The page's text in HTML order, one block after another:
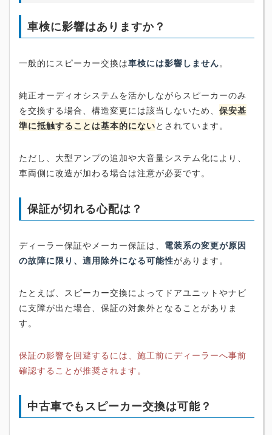
車検に影響はありますか？
一般的にスピーカー交換は車検には影響しません。
純正オーディオシステムを活かしながらスピーカーのみ
を交換する場合、構造変更には該当しないため、 保安基
準に抵触することは基本的にないとされています。
ただし、大型アンプの追加や大音量システム化により、
車両側に改造が加わる場合は注意が必要です。
保証が切れる心配は？
ディーラー保証やメーカー保証は、 電装系の変更が原因
の故障に限り、適用除外になる可能性があります。
たとえば、スピーカー交換によってドアユニットやナビ
に支障が出た場合、保証の対象外となることがありま
す。
保証の影響を回避するには、施工前にディーラーへ事前
確認することが推奨されます。
中古車でもスピーカー交換は可能？